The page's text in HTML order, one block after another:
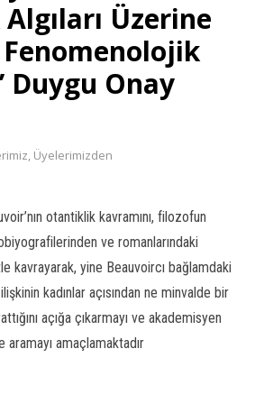
Üzerine
Duygu Onay
, Üyelerimizden
otantiklik kavramını, filozofun
ve romanlarındaki
kavrayarak, yine Beauvoircı bağlamdaki
kadınlar açısından ne minvalde bir
açığa çıkarmayı ve akademisyen
aramayı amaçlamaktadır